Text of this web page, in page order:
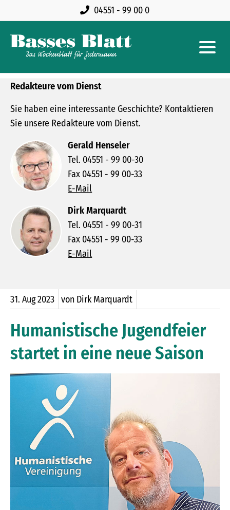
04551 - 99 00 0
Redakteure vom Dienst
Sie haben eine interessante Geschichte? Kontaktieren
Sie unsere Redakteure vom Dienst.
Gerald Henseler
Tel. 04551 - 99 00-30
Fax 04551 - 99 00-33
E-Mail
Dirk Marquardt
Tel. 04551 - 99 00-31
Fax 04551 - 99 00-33
E-Mail
31. Aug2023 von Dirk Marquardt
Humanistische Jugendfeier
startet in eine neue Saison